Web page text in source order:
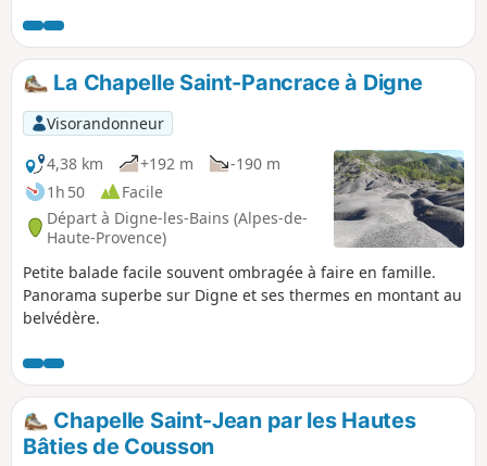
La Chapelle Saint-Pancrace à Digne
Visorandonneur
4,38 km
+192 m
-190 m
1h 50
Facile
Départ à Digne-les-Bains (Alpes-de-
Haute-Provence)
Petite balade facile souvent ombragée à faire en famille.
Panorama superbe sur Digne et ses thermes en montant au
belvédère.
Chapelle Saint-Jean par les Hautes
Bâties de Cousson